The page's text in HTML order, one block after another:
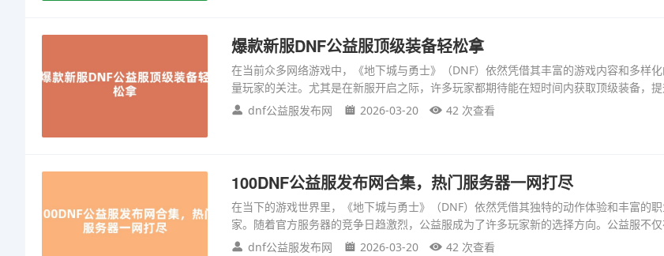
爆款新服DNF公益服顶级装备轻松拿
在当前众多网络游戏中，《地下城与勇士》（DNF）依然凭借其丰富的游戏内容和多样
量玩家的关注。尤其是在新服开启之际，许多玩家都期待能在短时间内获取顶级装备，提
dnf公益服发布网
2026-03-20 42 次查看
100DNF公益服发布网合集，热门服务器一网打尽
在当下的游戏世界里，《地下城与勇士》（DNF）依然凭借其独特的动作体验和丰富的
家。随着官方服务器的竞争日趋激烈，公益服成为了许多玩家新的选择方向。公益服不仅
dnf公益服发布网
2026-03-20 42 次查看